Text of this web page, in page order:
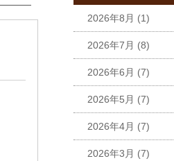
2026年8月 (1)
2026年7月 (8)
2026年6月 (7)
2026年5月 (7)
2026年4月 (7)
2026年3月 (7)